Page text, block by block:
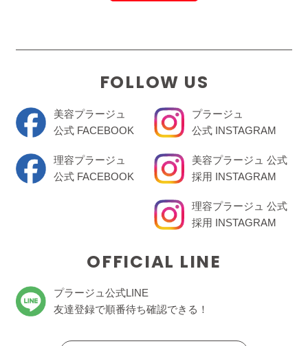
FOLLOW US
美容プラージュ
公式 FACEBOOK
理容プラージュ
公式 FACEBOOK
プラージュ
公式 INSTAGRAM
美容プラージュ 公式
採用 INSTAGRAM
理容プラージュ 公式
採用 INSTAGRAM
OFFICIAL LINE
プラージュ公式LINE
友達登録で順番待ち確認できる！